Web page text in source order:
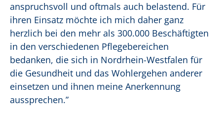
anspruchsvoll und oftmals auch belastend. Für
ihren Einsatz möchte ich mich daher ganz
herzlich bei den mehr als 300.000 Beschäftigten
in den verschiedenen Pflegebereichen
bedanken, die sich in Nordrhein-Westfalen für
die Gesundheit und das Wohlergehen anderer
einsetzen und ihnen meine Anerkennung
aussprechen.”